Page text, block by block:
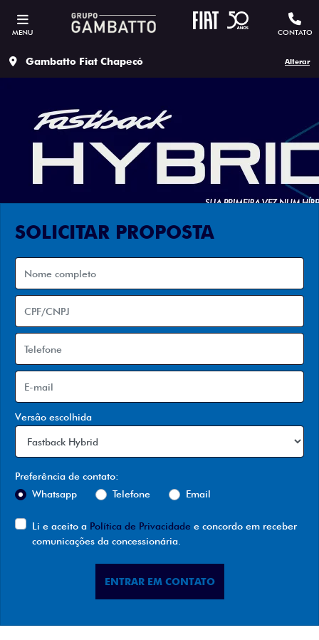
MENU CONTATO
Gambatto Fiat Chapecó Alterar
SOLICITAR PROPOSTA
Versão escolhida
Preferência de contato:
Whatsapp
Telefone Email
Li e aceito a Política de Privacidade e concordo em receber
comunicações da concessionária.
ENTRAR EM CONTATO